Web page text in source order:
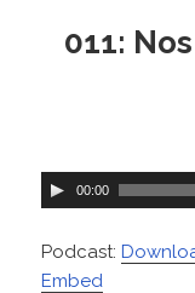
011:
R
e
p
r
00:00
Podcast:
Embed